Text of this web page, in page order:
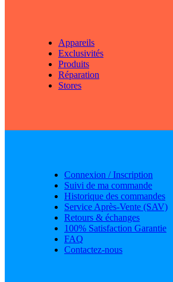
Appareils
Exclusivités
Produits
Réparation
Stores
Connexion / Inscription
Suivi de ma commande
Historique des commandes
Service Après-Vente (SAV)
Retours & échanges
100% Satisfaction Garantie
FAQ
Contactez-nous